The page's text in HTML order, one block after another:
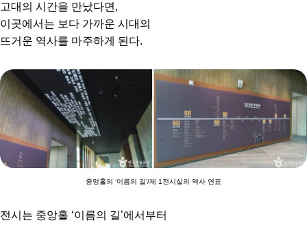
고대의 시간을 만났다면,
이곳에서는 보다 가까운 시대의
뜨거운 역사를 마주하게 된다.
중앙홀의 ‘이름의 길’/제 1전시실의 역사 연표
전시는 중앙홀 ‘이름의 길’에서부터